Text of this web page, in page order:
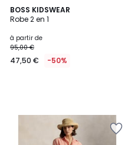
BOSS KIDSWEAR
Robe 2 en 1
à partir de
95,00 €
47,50 € -50%